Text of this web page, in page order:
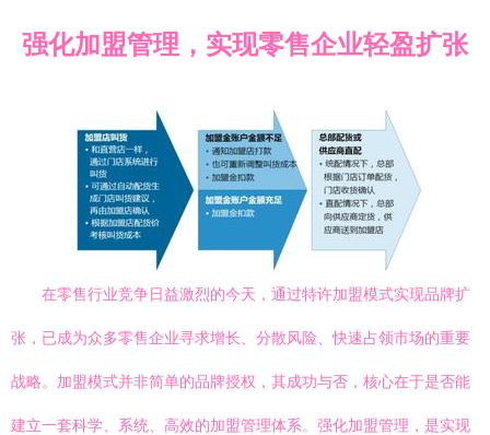
强化加盟管理，实现零售企业轻盈扩张
在零售行业竞争日益激烈的今天，通过特许加盟模式实现品牌扩
张，已成为众多零售企业寻求增长、分散风险、快速占领市场的重要
战略。加盟模式并非简单的品牌授权，其成功与否，核心在于是否能
建立一套科学、系统、高效的加盟管理体系。强化加盟管理，是实现